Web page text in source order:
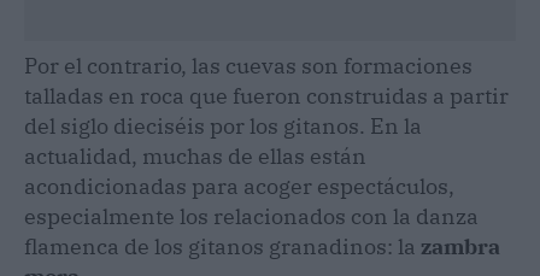
Por el contrario, las cuevas son formaciones
talladas en roca que fueron construidas a partir
del siglo dieciséis por los gitanos. En la
actualidad, muchas de ellas están
acondicionadas para acoger espectáculos,
especialmente los relacionados con la danza
flamenca de los gitanos granadinos: la zambra